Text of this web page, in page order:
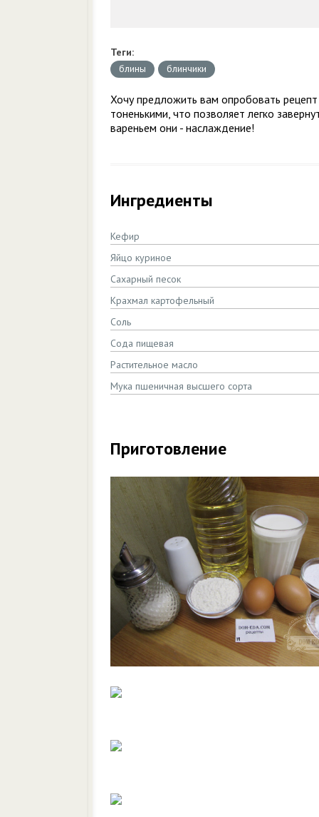
Теги:
блины
блинчики
Хочу предложить вам опробовать
тоненькими, что позволяет легко
вареньем они - наслаждение!
Ингредиенты
Кефир
Яйцо куриное
Сахарный песок
Крахмал картофельный
Соль
Сода пищевая
Растительное масло
Мука пшеничная высшего сорта
Приготовление